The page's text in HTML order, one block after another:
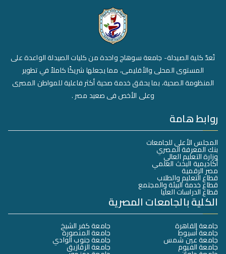
تُعدّ كلية الصيدلة- جامعة سوهاج واحدة من كليات الصيدلة الواعدة على
المستوى المحلى والأقليمى، مما يجعلها شريكًا كاملاً في تطوير
المنظومة الصحية، بما يحقق خدمة صحية أكثر فاعلية للمواطن المصرى
وعلى الأخص فى صعيد مصر .
روابط هامة
المجلس الأعلى للجامعات
بنك المعرفة المصري
وزارة التعليم العالي
أكاديمية البحث العلمي
مصر الرقمية
قطاع التعليم والطلاب
قطاع خدمة البيئة والمجتمع
قطاع الدراسات العليا
الكلية بالجامعات المصرية
جامعة القاهرة
جامعة أسيوط
جامعة عين شمس
جامعة الفيوم
جامعة كفر الشيخ
جامعة المنصورة
جامعة جنوب الوادي
جامعة الزقازيق